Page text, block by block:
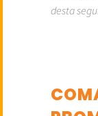
desta